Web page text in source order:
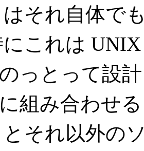
はそれ自体で
これは
っとって設
組み合わせ
とそれ以外の